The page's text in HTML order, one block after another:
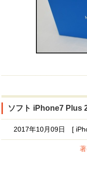
ソフト iPhone7 Plus
2017年10月09日 [